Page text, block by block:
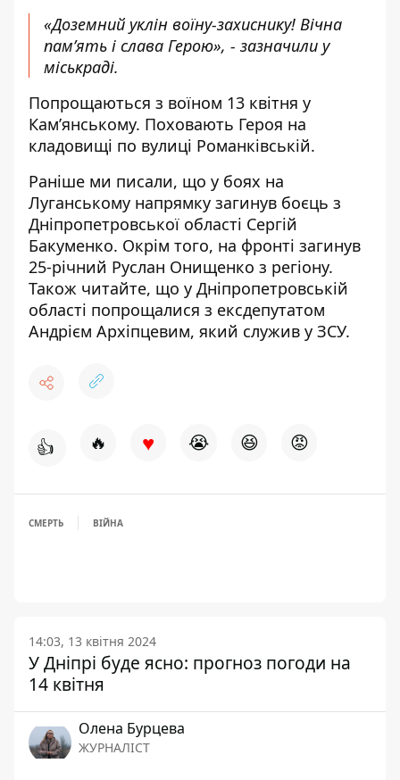
«Доземний уклін воїну-захиснику! Вічна
пам’ять і слава Герою», - зазначили у
міськраді.
Попрощаються з воїном 13 квітня у
Кам’янському. Поховають Героя на
кладовищі по вулиці Романківській.
Раніше ми писали, що у боях на
Луганському напрямку загинув боєць з
Дніпропетровської області Сергій
Бакуменко. Окрім того, на фронті загинув
25-річний Руслан Онищенко з регіону.
Також читайте, що у Дніпропетровській
області попрощалися з ексдепутатом
Андрієм Архіпцевим, який служив у ЗСУ.
👍 🔥 ♥ 😭 😆 😡
СМЕРТЬ ВІЙНА
14:03, 13 квітня 2024
У Дніпрі буде ясно: прогноз погоди на
14 квітня
Олена Бурцева
ЖУРНАЛІСТ